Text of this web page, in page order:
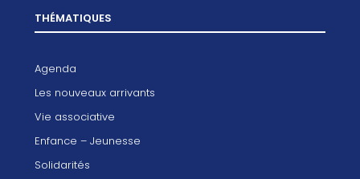
THÉMATIQUES
Agenda
Les nouveaux arrivants
Vie associative
Enfance – Jeunesse
Solidarités